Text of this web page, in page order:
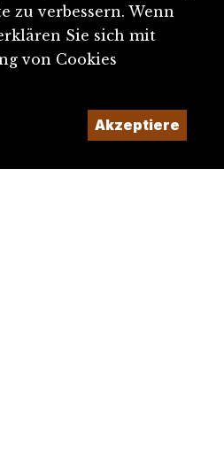
zu verbessern. Wenn
Sie sich mit
von Cookies
Akzeptiere